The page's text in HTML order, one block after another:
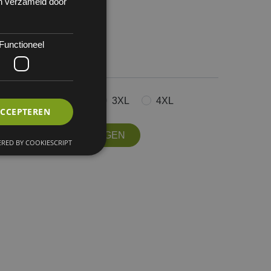
XL XXL 3XL 4XL
OFFERTE AANVRAGEN
Functioneel
BY COOKIESCRIPT